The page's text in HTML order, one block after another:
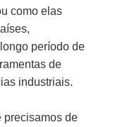
como elas
período de
de
industriais.
precisamos de